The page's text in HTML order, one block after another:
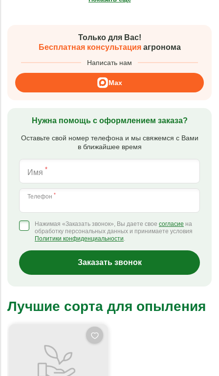
Только для Вас!
Бесплатная консультацияагронома
Написать нам
Max
Нужна помощь с оформлением заказа?
Оставьте свой номер телефона и мы свяжемся с Вами
в ближайшее время
Имя *
Телефон *
Нажимая «Заказать звонок», Вы даете свое согласие на
обработку персональных данных и принимаете условия
Политики конфиденциальности.
Заказать звонок
Лучшие сорта для опыления